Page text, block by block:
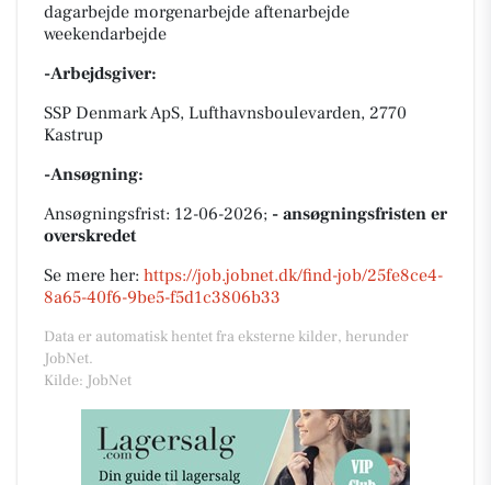
dagarbejde morgenarbejde aftenarbejde
weekendarbejde
-Arbejdsgiver:
SSP Denmark ApS, Lufthavnsboulevarden, 2770
Kastrup
-Ansøgning:
Ansøgningsfrist: 12-06-2026; - ansøgningsfristen er
overskredet
Se mere her: https://job.jobnet.dk/find-job/25fe8ce4-
8a65-40f6-9be5-f5d1c3806b33
Data er automatisk hentet fra eksterne kilder, herunder
JobNet.
Kilde: JobNet